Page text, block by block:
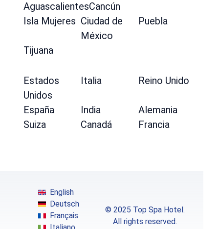
AguascalientesCancún
Isla Mujeres Ciudad de
México
Puebla
Tijuana
Estados
Unidos
Italia Reino Unido
España India
Alemania
Suiza
Canadá Francia
English
Deutsch
Français
© 2025 Top Spa Hotel.
All rights reserved.